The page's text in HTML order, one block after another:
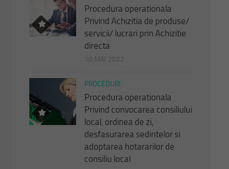
Procedura operationala
Privind Achizitia de produse/
servicii/ lucrari prin Achizitie
directa
10 MAI 2022
PROCEDURI
Procedura operationala
Privind convocarea consiliului
local, ordinea de zi,
desfasurarea sedintelor si
adoptarea hotararilor de
consiliu local